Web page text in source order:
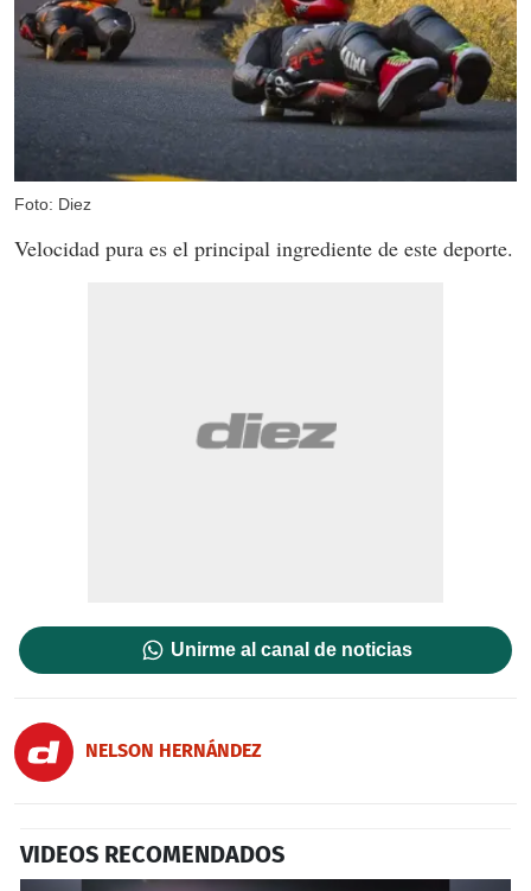
Foto: Diez
Velocidad pura es el principal ingrediente de este deporte.
Unirme al canal de noticias
NELSON HERNÁNDEZ
VIDEOS RECOMENDADOS